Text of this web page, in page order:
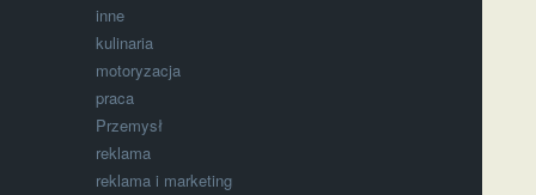
inne
kulinaria
motoryzacja
praca
Przemysł
reklama
reklama i marketing